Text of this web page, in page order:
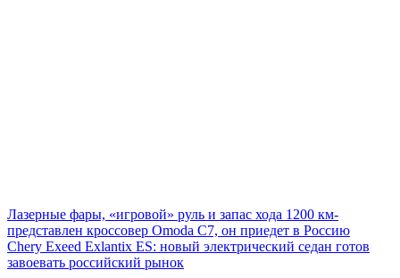
Навигация
по
записям
Лазерные фары, «игровой» руль и запас хода 1200 км-
представлен кроссовер Omoda C7, он приедет в Россию
Chery Exeed Exlantix ES: новый электрический седан готов
завоевать российский рынок